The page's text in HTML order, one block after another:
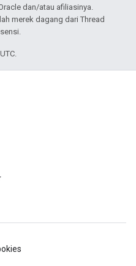
dan/atau afiliasinya.
merek dagang dari Thread